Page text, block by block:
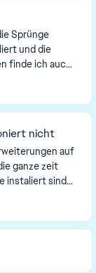
Sprünge
und die
finde ich auch
nicht
auf
ganze zeit
instaliert sind